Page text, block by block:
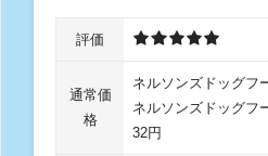
評価
通常価
格
ネルソンズドッグフ
ネルソンズドッグフ
32円